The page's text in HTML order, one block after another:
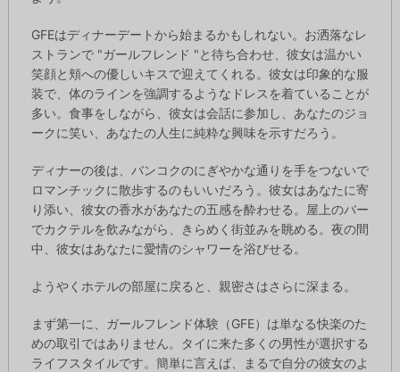
GFEはディナーデートから始まるかもしれない。お洒落なレ
ストランで "ガールフレンド "と待ち合わせ、彼女は温かい
笑顔と頬への優しいキスで迎えてくれる。彼女は印象的な服
装で、体のラインを強調するようなドレスを着ていることが
多い。食事をしながら、彼女は会話に参加し、あなたのジョ
ークに笑い、あなたの人生に純粋な興味を示すだろう。
ディナーの後は、バンコクのにぎやかな通りを手をつないで
ロマンチックに散歩するのもいいだろう。彼女はあなたに寄
り添い、彼女の香水があなたの五感を酔わせる。屋上のバー
でカクテルを飲みながら、きらめく街並みを眺める。夜の間
中、彼女はあなたに愛情のシャワーを浴びせる。
ようやくホテルの部屋に戻ると、親密さはさらに深まる。
まず第一に、ガールフレンド体験（GFE）は単なる快楽のた
めの取引ではありません。タイに来た多くの男性が選択する
ライフスタイルです。簡単に言えば、まるで自分の彼女のよ